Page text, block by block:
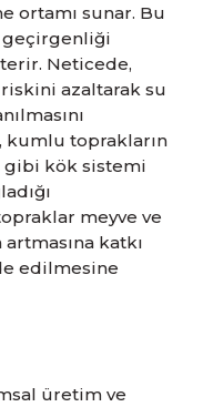
ortamı sunar. Bu
geçirgenliği
Neticede,
riskini azaltarak su
kumlu toprakların
gibi kök sistemi
meyve ve
katkı
edilmesine
üretim ve